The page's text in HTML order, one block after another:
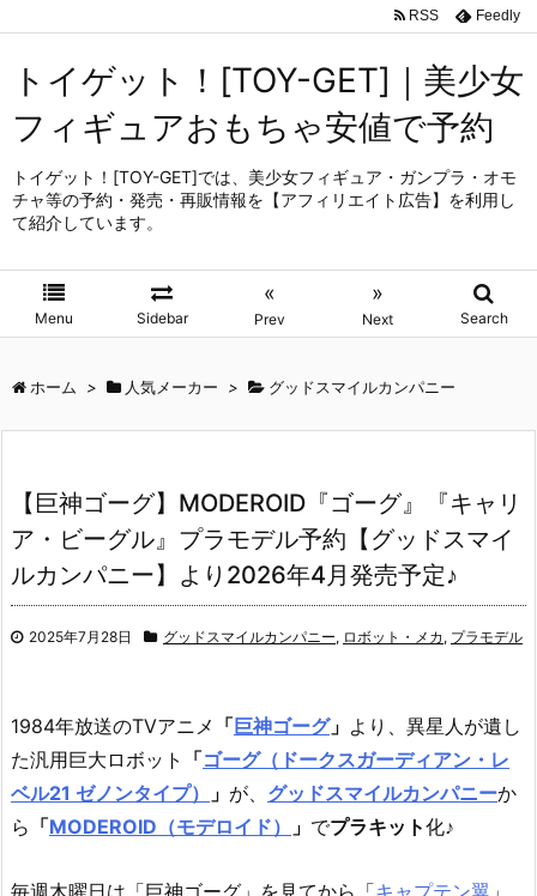
トイゲット！[TOY-GET]｜美少女
フィギュアおもちゃ安値で予約
トイゲット！[TOY-GET]では、美少女フィギュア・ガンプラ・オモ
チャ等の予約・発売・再販情報を【アフィリエイト広告】を利用し
て紹介しています。
Menu Sidebar
«
Prev
»
Next Search
RSS Feedly
ホーム > 人気メーカー > グッドスマイルカンパニー
【巨神ゴーグ】MODEROID『ゴーグ』『キャリ
ア・ビーグル』プラモデル予約【グッドスマイ
ルカンパニー】より2026年4月発売予定♪
2025年7月28日 グッドスマイルカンパニー, ロボット・メカ , プラモデル
1984年放送のTVアニメ 「 巨神ゴーグ」 より、異星人が遺し
た汎用巨大ロボット
「ゴーグ（ドークスガーディアン・レ
ベル21 ゼノンタイプ）
」 が、 グッドスマイルカンパニーか
ら 「MODEROID（モデロイド） 」 でプラキット化♪
毎週木曜日は「巨神ゴーグ」を見てから「キャプテン翼 」